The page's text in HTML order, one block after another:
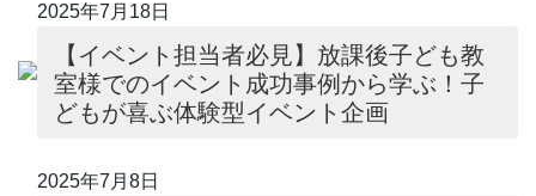
2025年7月18日
【イベント担当者必見】放課後子ども教
室様でのイベント成功事例から学ぶ！子
どもが喜ぶ体験型イベント企画
2025年7月8日